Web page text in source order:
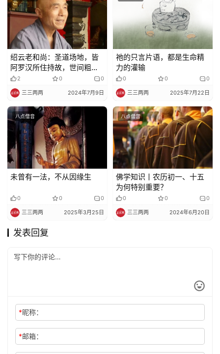
绍云老和尚：圣道场地，皆
阿罗汉所住持故，世间粗人
所不能见
2 0 0
三三两两 2024年7月9日
祂的只言片语，都是生命精
力的灌输
0 0 0
三三两两 2025年7月22日
八点僧音
未曾有一法，不从因缘生
0 0 0
三三两两 2025年3月25日
八点僧音
佛学知识丨农历初一、十五
为何特别重要？
0 0 0
三三两两 2024年6月20日
发表回复
*昵称：
*邮箱：